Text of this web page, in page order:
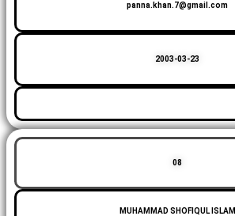
panna.khan.7@gmail.com
2003-03-23
08
MUHAMMAD SHOFIQUL ISLAM